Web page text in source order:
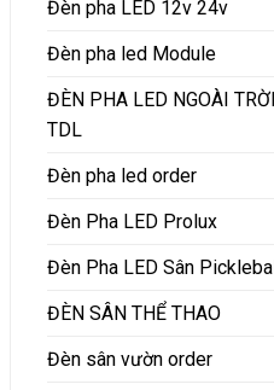
Đèn pha LED 12v 24v
Đèn pha led Module
ĐÈN PHA LED NGOÀI TRỜI
TDL
Đèn pha led order
Đèn Pha LED Prolux
Đèn Pha LED Sân Pickleball
ĐÈN SÂN THỂ THAO
Đèn sân vườn order